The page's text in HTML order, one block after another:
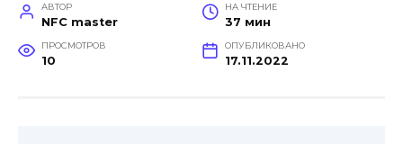
АВТОР
NFC master
НА ЧТЕНИЕ
37 мин
ПРОСМОТРОВ
10
ОПУБЛИКОВАНО
17.11.2022